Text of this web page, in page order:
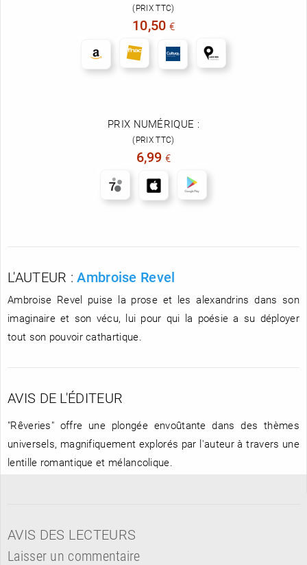
(PRIX TTC)
10,50 €
PRIX NUMÉRIQUE :
(PRIX TTC)
6,99 €
L'AUTEUR :Ambroise Revel
Ambroise Revel puise la prose et les alexandrins dans son
imaginaire et son vécu, lui pour qui la poésie a su déployer
tout son pouvoir cathartique.
AVIS DE L'ÉDITEUR
"Rêveries" offre une plongée envoûtante dans des thèmes
universels, magnifiquement explorés par l'auteur à travers une
lentille romantique et mélancolique.
AVIS DES LECTEURS
Laisser un commentaire